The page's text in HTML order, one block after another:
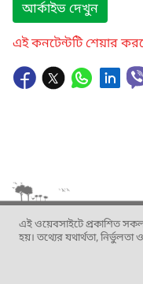
আর্কাইভ দেখুন
এই কনটেন্টটি শেয়ার
এই ওয়েবসাইটে প্রকাশিত সকল
হয়। তথ্যের যথার্থতা, নির্ভুলতা